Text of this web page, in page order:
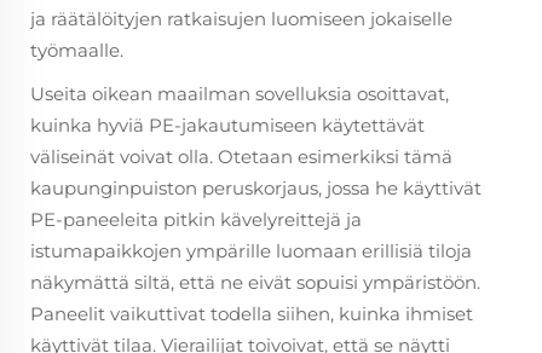
ja räätälöityjen ratkaisujen luomiseen jokaiselle
työmaalle.
Useita oikean maailman sovelluksia osoittavat,
kuinka hyviä PE-jakautumiseen käytettävät
väliseinät voivat olla. Otetaan esimerkiksi tämä
kaupunginpuiston peruskorjaus, jossa he käyttivät
PE-paneeleita pitkin kävelyreittejä ja
istumapaikkojen ympärille luomaan erillisiä tiloja
näkymättä siltä, että ne eivät sopuisi ympäristöön.
Paneelit vaikuttivat todella siihen, kuinka ihmiset
käyttivät tilaa. Vierailijat toivoivat, että se näytti